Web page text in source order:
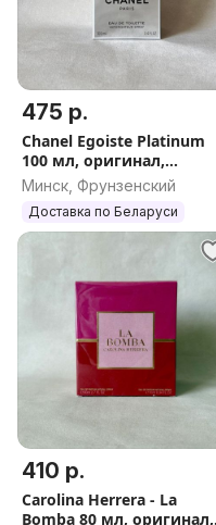
475 р.
Chanel Egoiste Platinum
100 мл, оригинал,
Франция (Шанель Эгоист
Планинум мужской)
Минск, Фрунзенский
Доставка по Беларуси
410 р.
Carolina Herrera - La
Bomba 80 мл, оригинал,